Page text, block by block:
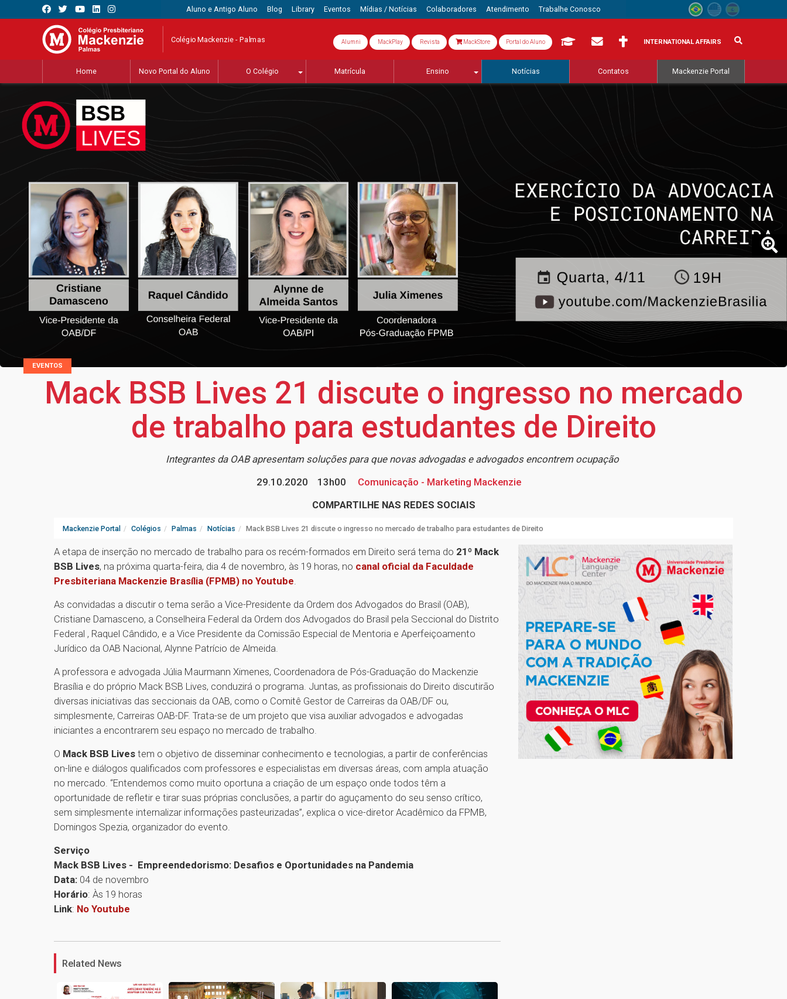
Aluno e Antigo Aluno Blog Library Eventos Mídias / Notícias Colaboradores Atendimento Trabalhe Conosco
Colégio Mackenzie - Palmas Alumni MackPlay Revista MackStore Portal do Aluno INTERNATIONAL AFFAIRS
Home Novo Portal do Aluno O Colégio Matrícula Ensino Notícias Contatos Mackenzie Portal
EVENTOS
Mack BSB Lives 21 discute o ingresso no mercado
de trabalho para estudantes de Direito
Integrantes da OAB apresentam soluções para que novas advogadas e advogados encontrem ocupação
29.10.2020
13h00
Comunicação - Marketing Mackenzie
COMPARTILHE NAS REDES SOCIAIS
Mackenzie Portal Colégios Palmas Notícias Mack BSB Lives 21 discute o ingresso no mercado de trabalho para estudantes de Direito
A etapa de inserção no mercado de trabalho para os recém-formados em Direito será tema do 21º Mack
BSB Lives, na próxima quarta-feira, dia 4 de novembro, às 19 horas, no canal oficial da Faculdade
Presbiteriana Mackenzie Brasília (FPMB) no Youtube.
As convidadas a discutir o tema serão a Vice-Presidente da Ordem dos Advogados do Brasil (OAB),
Cristiane Damasceno, a Conselheira Federal da Ordem dos Advogados do Brasil pela Seccional do Distrito
Federal , Raquel Cândido, e a Vice Presidente da Comissão Especial de Mentoria e Aperfeiçoamento
Jurídico da OAB Nacional, Alynne Patrício de Almeida.
A professora e advogada Júlia Maurmann Ximenes, Coordenadora de Pós-Graduação do Mackenzie
Brasília e do próprio Mack BSB Lives, conduzirá o programa. Juntas, as profissionais do Direito discutirão
diversas iniciativas das seccionais da OAB, como o Comitê Gestor de Carreiras da OAB/DF ou,
simplesmente, Carreiras OAB-DF. Trata-se de um projeto que visa auxiliar advogados e advogadas
iniciantes a encontrarem seu espaço no mercado de trabalho.
O Mack BSB Lives tem o objetivo de disseminar conhecimento e tecnologias, a partir de conferências
on-line e diálogos qualificados com professores e especialistas em diversas áreas, com ampla atuação
no mercado. “Entendemos como muito oportuna a criação de um espaço onde todos têm a
oportunidade de refletir e tirar suas próprias conclusões, a partir do aguçamento do seu senso crítico,
sem simplesmente internalizar informações pasteurizadas”, explica o vice-diretor Acadêmico da FPMB,
Domingos Spezia, organizador do evento.
Serviço
Mack BSB Lives - Empreendedorismo: Desafios e Oportunidades na Pandemia
Data: 04 de novembro
Horário: Às 19 horas
Link: No Youtube
Related News